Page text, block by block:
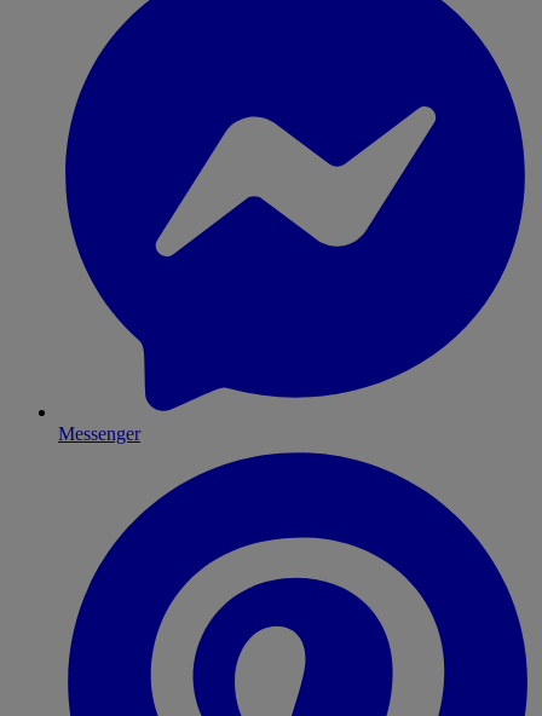
Messenger